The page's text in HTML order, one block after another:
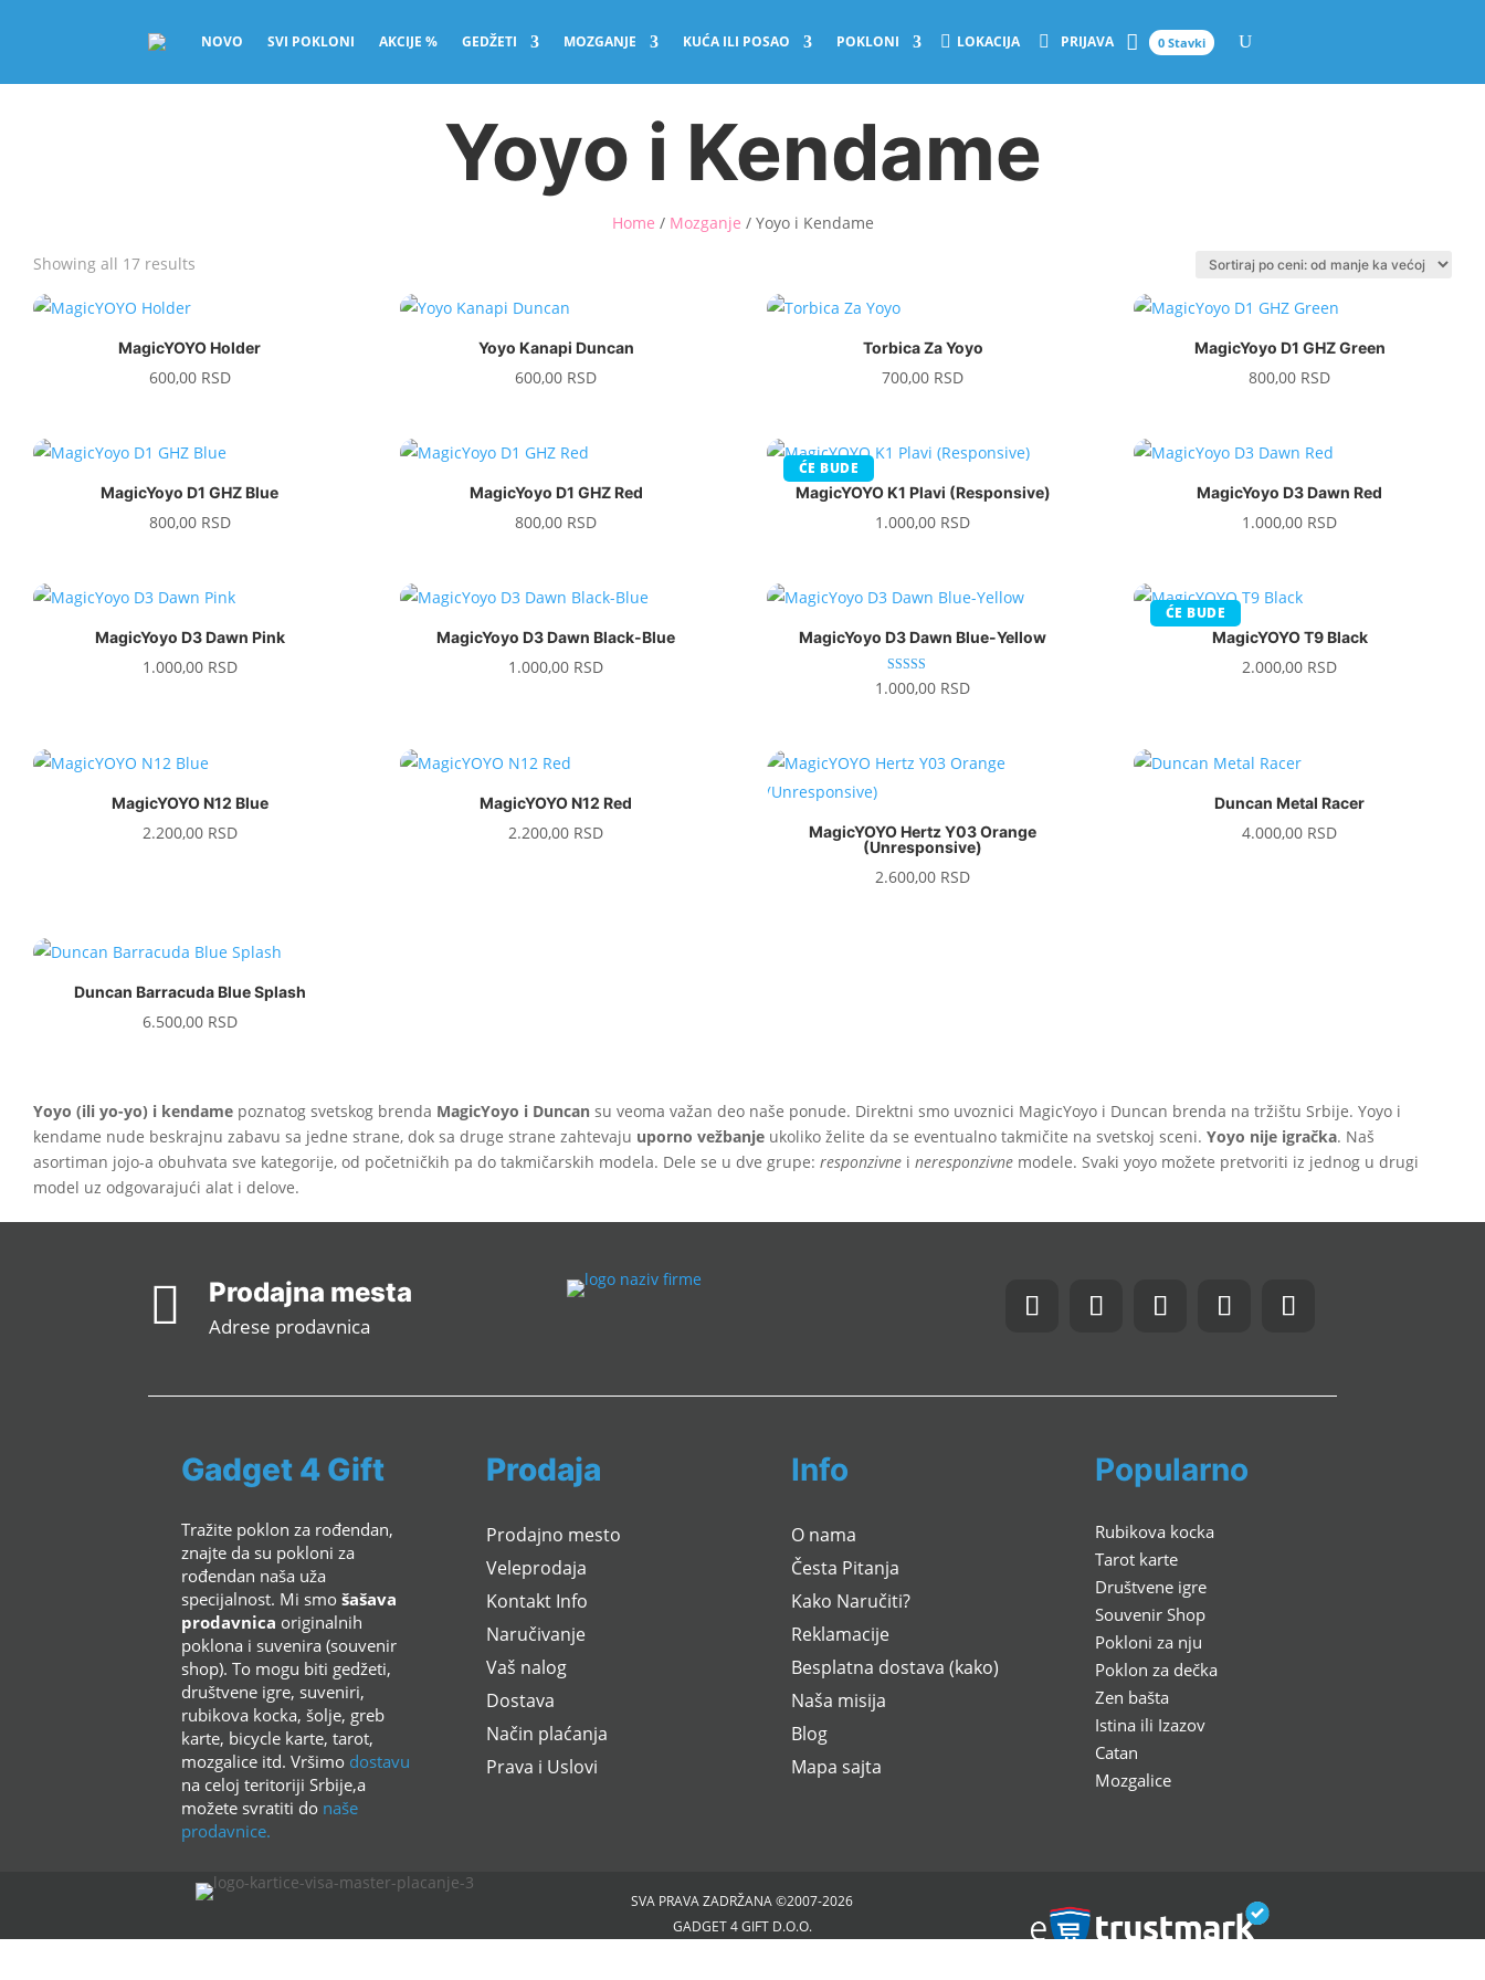
NOVO SVI POKLONI AKCIJE % GEDŽETI MOZGANJE KUĆA ILI POSAO POKLONI LOKACIJA PRIJAVA 0 Stavki
Yoyo i Kendame
Home / Mozganje / Yoyo i Kendame
Showing all 17 results
low
high
MagicYOYO Holder
600,00 RSD
Yoyo Kanapi Duncan
600,00 RSD
Torbica Za Yoyo
700,00 RSD
MagicYoyo D1 GHZ Green
800,00 RSD
MagicYoyo D1 GHZ Blue
800,00 RSD
MagicYoyo D1 GHZ Red
800,00 RSD
ĆE BUDE
MagicYOYO K1 Plavi (Responsive)
1.000,00 RSD
MagicYoyo D3 Dawn Red
1.000,00 RSD
MagicYoyo D3 Dawn Pink
1.000,00 RSD
MagicYoyo D3 Dawn Black-Blue
1.000,00 RSD
MagicYoyo D3 Dawn Blue-Yellow
Ocenjeno sa
5.00
1.000,00 RSD
ĆE BUDE
MagicYOYO T9 Black
2.000,00 RSD
MagicYOYO N12 Blue
2.200,00 RSD
MagicYOYO N12 Red
2.200,00 RSD
MagicYOYO Hertz Y03 Orange
(Unresponsive)
2.600,00 RSD
Duncan Metal Racer
4.000,00 RSD
Duncan Barracuda Blue Splash
6.500,00 RSD
Yoyo (ili yo-yo) i kendame poznatog svetskog brenda MagicYoyo i Duncan su veoma važan deo naše ponude. Direktni smo uvoznici MagicYoyo i Duncan brenda na tržištu Srbije. Yoyo i
kendame nude beskrajnu zabavu sa jedne strane, dok sa druge strane zahtevaju uporno vežbanje ukoliko želite da se eventualno takmičite na svetskoj sceni. Yoyo nije igračka. Naš
asortiman jojo-a obuhvata sve kategorije, od početničkih pa do takmičarskih modela. Dele se u dve grupe: responzivne i neresponzivne modele. Svaki yoyo možete pretvoriti iz jednog u drugi
model uz odgovarajući alat i delove.
 Prodajna mesta
Adrese prodavnica
Gadget 4 Gift
Tražite poklon za rođendan,
znajte da su pokloni za
rođendan naša uža
specijalnost. Mi smošašava
prodavnica originalnih
poklona i suvenira (souvenir
shop). To mogu biti gedžeti,
društvene igre, suveniri,
rubikova kocka, šolje, greb
karte, bicycle karte, tarot,
mozgalice itd. Vršimo dostavu
na celoj teritoriji Srbije,a
možete svratiti do naše
prodavnice.
Prodaja
Prodajno mesto
Veleprodaja
Kontakt Info
Naručivanje
Vaš nalog
Dostava
Način plaćanja
Prava i Uslovi
Info
O nama
Česta Pitanja
Kako Naručiti?
Reklamacije
Besplatna dostava (kako)
Naša misija
Blog
Mapa sajta
Popularno
Rubikova kocka
Tarot karte
Društvene igre
Souvenir Shop
Pokloni za nju
Poklon za dečka
Zen bašta
Istina ili Izazov
Catan
Mozgalice
SVA PRAVA ZADRŽANA ©2007-2026
GADGET 4 GIFT D.O.O.